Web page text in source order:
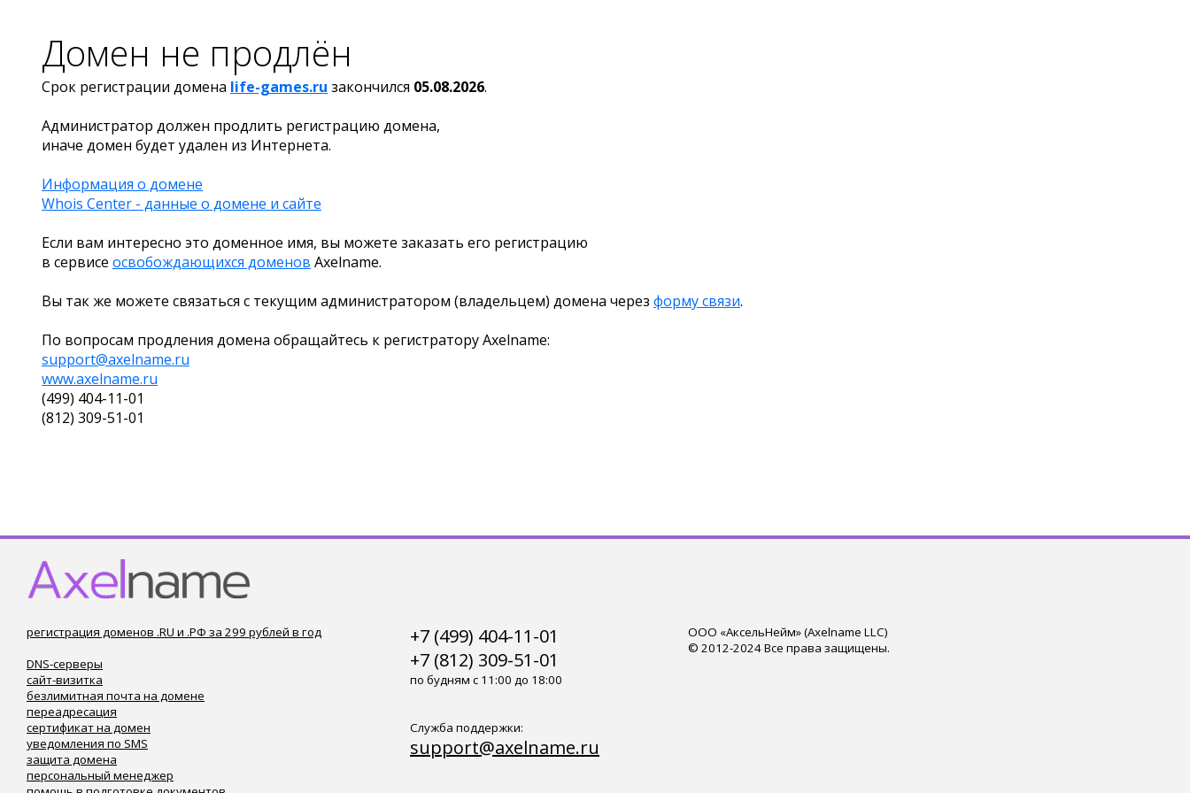
Домен не продлён
Срок регистрации домена life-games.ru закончился 05.08.2026.
Администратор должен продлить регистрацию домена,
иначе домен будет удален из Интернета.
Информация о домене
Whois Center - данные о домене и сайте
Если вам интересно это доменное имя, вы можете заказать его регистрацию
в сервисе освобождающихся доменов Axelname.
Вы так же можете связаться с текущим администратором (владельцем) домена через форму связи.
По вопросам продления домена обращайтесь к регистратору Axelname:
support@axelname.ru
www.axelname.ru
(499) 404-11-01
(812) 309-51-01
регистрация доменов .RU и .РФ за 299 рублей в год
DNS-серверы
сайт-визитка
безлимитная почта на домене
переадресация
сертификат на домен
уведомления по SMS
защита домена
персональный менеджер
+7 (499) 404-11-01
+7 (812) 309-51-01
по будням с 11:00 до 18:00
Служба поддержки:
support@axelname.ru
ООО «АксельНейм» (Axelname LLC)
© 2012-2024 Все права защищены.